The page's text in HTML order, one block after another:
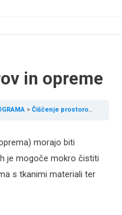
in opreme
Čiščenje prostorov in opreme
morajo biti
je mogoče mokro čistiti
s tkanimi materiali ter